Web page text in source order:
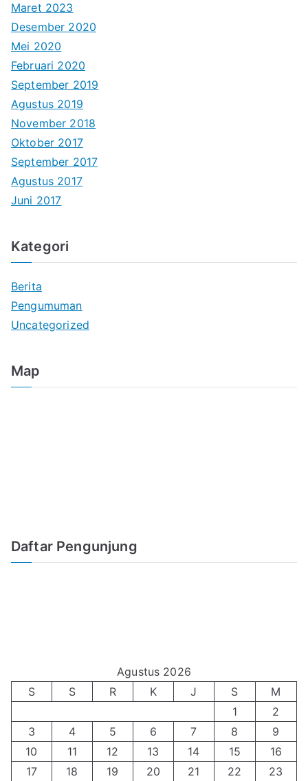
Maret 2023
Desember 2020
Mei 2020
Februari 2020
September 2019
Agustus 2019
November 2018
Oktober 2017
September 2017
Agustus 2017
Juni 2017
Kategori
Berita
Pengumuman
Uncategorized
Map
Daftar Pengunjung
Agustus 2026
S
S R K J S
M
1
2
3
4 5 6 7 8
9
10
11 12 13 14 15
16
17
18 19 20 21 22 23